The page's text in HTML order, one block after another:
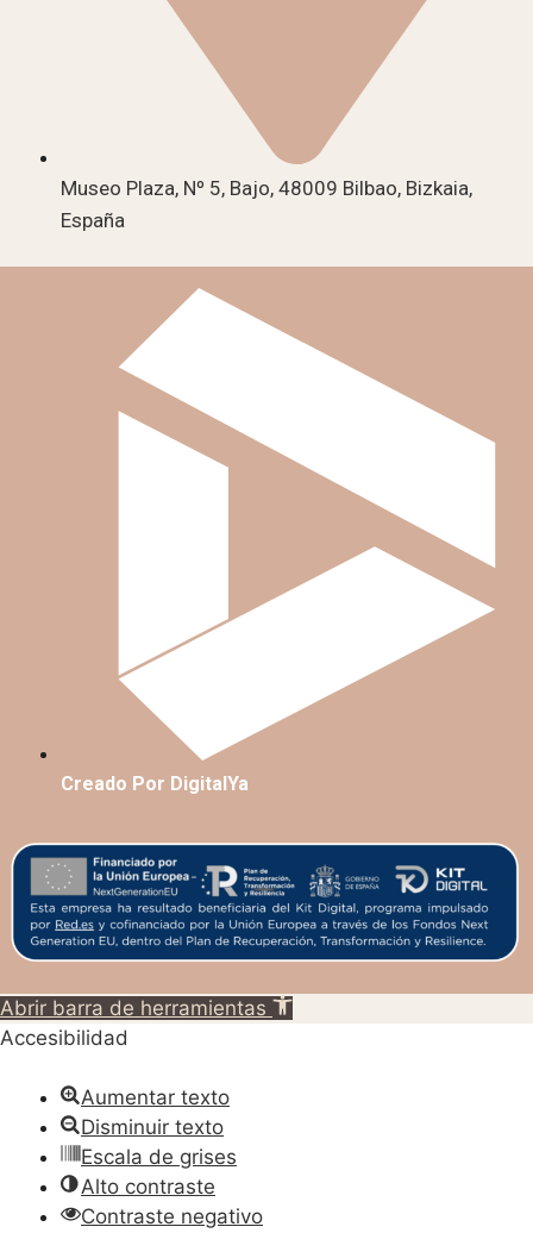
Museo Plaza, Nº 5, Bajo, 48009 Bilbao, Bizkaia,
España
Creado Por DigitalYa
Abrir barra de herramientas
Accesibilidad
Aumentar texto
Disminuir texto
Escala de grises
Alto contraste
Contraste negativo